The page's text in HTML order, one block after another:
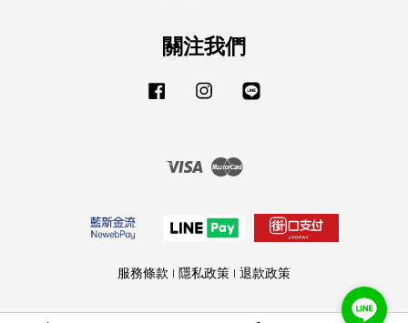
關注我們
Facebook Instagram
Visa Master
服務條款 | 隱私政策 | 退款政策